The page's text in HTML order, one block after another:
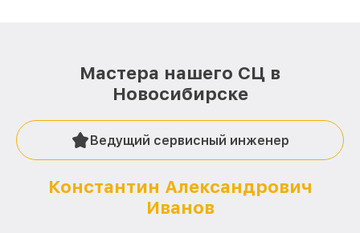
Мастера нашего СЦ в
Новосибирске
Ведущий сервисный инженер
Константин Александрович
Иванов